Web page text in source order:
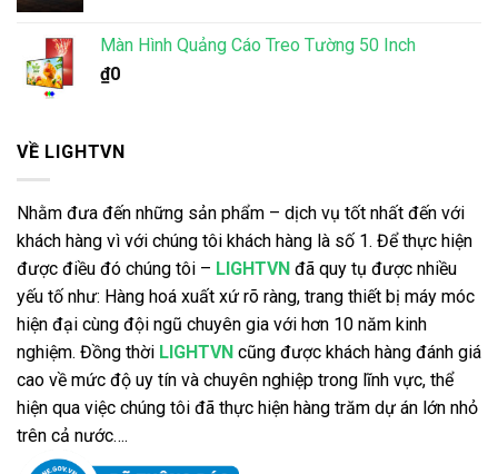
Màn Hình Quảng Cáo Treo Tường 50 Inch
₫0
VỀ LIGHTVN
Nhằm đưa đến những sản phẩm – dịch vụ tốt nhất đến với
khách hàng vì với chúng tôi khách hàng là số 1. Để thực hiện
được điều đó chúng tôi – LIGHTVN đã quy tụ được nhiều
yếu tố như: Hàng hoá xuất xứ rõ ràng, trang thiết bị máy móc
hiện đại cùng đội ngũ chuyên gia với hơn 10 năm kinh
nghiệm. Đồng thời LIGHTVN cũng được khách hàng đánh giá
cao về mức độ uy tín và chuyên nghiệp trong lĩnh vực, thể
hiện qua việc chúng tôi đã thực hiện hàng trăm dự án lớn nhỏ
trên cả nước….